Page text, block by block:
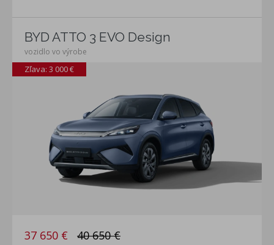
BYD ATTO 3 EVO Design
vozidlo vo výrobe
Zľava: 3 000 €
37 650 € 40 650 €